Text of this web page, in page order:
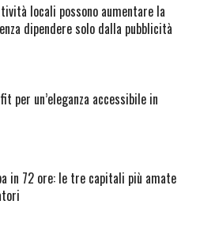
locali possono aumentare la
dipendere solo dalla pubblicità
per un’eleganza accessibile in
in 72 ore: le tre capitali più amate